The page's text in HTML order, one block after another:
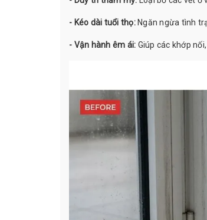
- Kéo dài tuổi thọ:Ngăn ngừa tình
- Vận hành êm ái: Giúp các khớp